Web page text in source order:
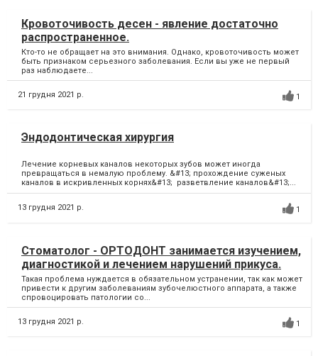
Кровоточивость десен - явление достаточно
распространенное.
Кто-то не обращает на это внимания. Однако, кровоточивость может
быть признаком серьезного заболевания. Если вы уже не первый
раз наблюдаете...
21 грудня 2021 р. 1
Эндодонтическая хирургия
Лечение корневых каналов некоторых зубов может иногда
превращаться в немалую проблему. &#13; прохождение суженых
каналов в искривленных корнях&#13; разветвление каналов&#13;...
13 грудня 2021 р. 1
Стоматолог - ОРТОДОНТ занимается изучением,
диагностикой и лечением нарушений прикуса.
Такая проблема нуждается в обязательном устранении, так как может
привести к другим заболеваниям зубочелюстного аппарата, а также
спровоцировать патологии со...
13 грудня 2021 р. 1